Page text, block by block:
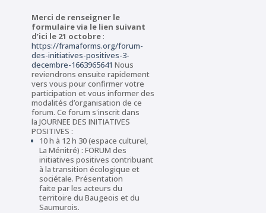
Merci de renseigner le
formulaire via le lien suivant
d’ici le 21 octobre :
https://framaforms.org/forum-
des-initiatives-positives-3-
decembre-1663965641 Nous
reviendrons ensuite rapidement
vers vous pour confirmer votre
participation et vous informer des
modalités d’organisation de ce
forum. Ce forum s'inscrit dans
la JOURNEE DES INITIATIVES
POSITIVES :
10 h à 12 h 30 (espace culturel,
La Ménitré) : FORUM des
initiatives positives contribuant
à la transition écologique et
sociétale. Présentation
faite par les acteurs du
territoire du Baugeois et du
Saumurois.